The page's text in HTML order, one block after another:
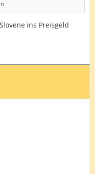
ins Preisgeld